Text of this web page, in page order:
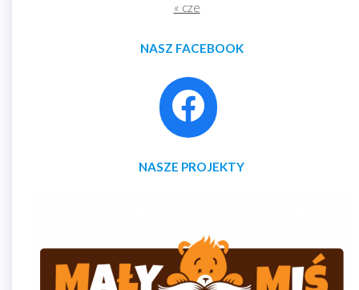
« cze
NASZ FACEBOOK
NASZE PROJEKTY